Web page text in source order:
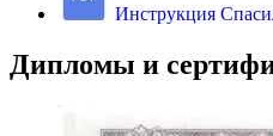
Инструкция
Дипломы и